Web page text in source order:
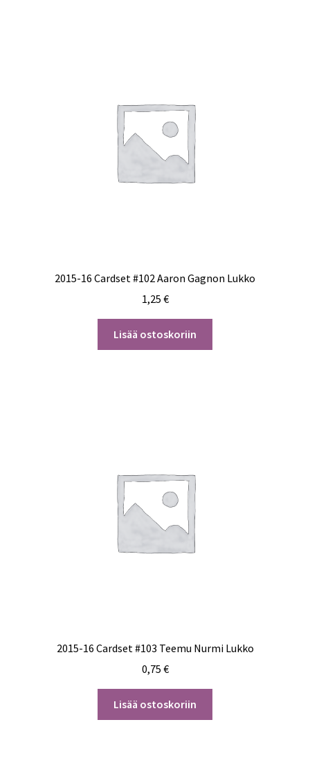
2015-16 Cardset #102 Aaron Gagnon Lukko
1,25 €
Lisää ostoskoriin
2015-16 Cardset #103 Teemu Nurmi Lukko
0,75 €
Lisää ostoskoriin